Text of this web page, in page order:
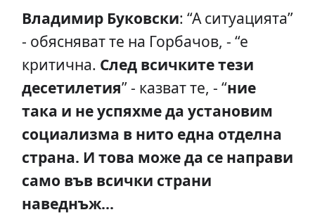
Владимир Буковски: “А ситуацията”
- обясняват те на Горбачов, - “е
критична. След всичките тези
десетилетия” - казват те, - “ние
така и не успяхме да установим
социализма в нито една отделна
страна. И това може да се направи
само във всички страни
наведнъж...